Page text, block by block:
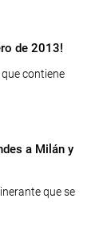
de 2013!
contiene
a Milán y
que se